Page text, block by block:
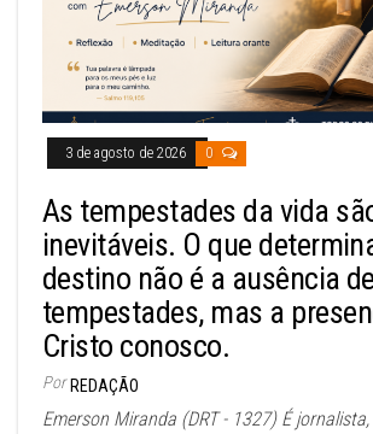
3 de agosto de 2026 0
As tempestades da vida
inevitáveis. O que
destino não é a ausência de
tempestades, mas a
Cristo conosco.
Por REDAÇÃO
Emerson Miranda (DRT - 1327) É